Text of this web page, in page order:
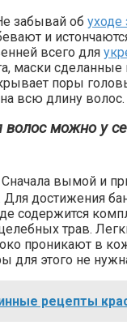
забывай об уходе
и
всего для
маски сделанные
поры
всю длину волос.
можно у
Сначала вымой и
достижения
содержится
трав.
проникают в
для этого не
рецепты